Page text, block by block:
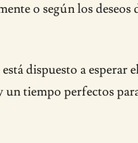
o según los deseos
dispuesto a
tiempo perfectos